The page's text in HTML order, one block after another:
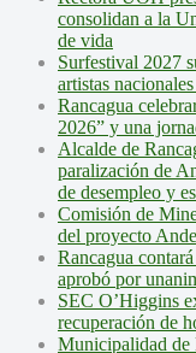
consolidan a la
de vida
Surfestival 2027
artistas
Rancagua
2026” y una
Alcalde de
paralización de
de desempleo y
Comisión de
del proyecto
Rancagua
aprobó por
SEC O’Higgins
recuperación de
Municipalidad de